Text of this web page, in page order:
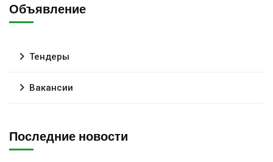
Объявление
Тендеры
Вакансии
Последние новости